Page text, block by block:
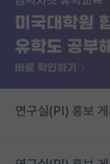
연구실(PI) 홍보